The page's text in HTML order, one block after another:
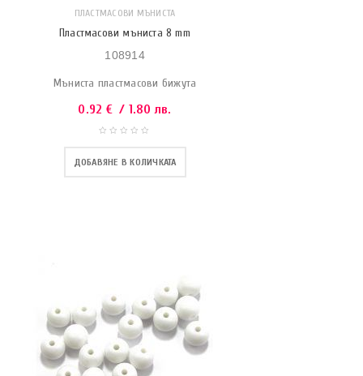
ПЛАСТМАСОВИ МЪНИСТА
Пластмасови мъниста 8 mm
108914
Мъниста пластмасови бижута
0.92 € / 1.80 лв.
ДОБАВЯНЕ В КОЛИЧКАТА